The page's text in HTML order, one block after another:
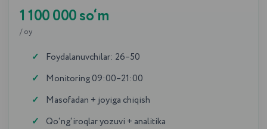
1 100 000 so‘m
/ oy
Foydalanuvchilar: 26–50
Monitoring 09:00–21:00
Masofadan + joyiga chiqish
Qo‘ng‘iroqlar yozuvi + analitika